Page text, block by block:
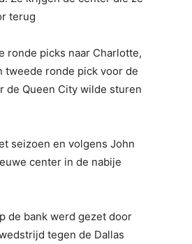
terug
ronde picks naar Charlotte,
tweede ronde pick voor de
de Queen City wilde sturen
seizoen en volgens John
center in de nabije
de bank werd gezet door
tegen de Dallas